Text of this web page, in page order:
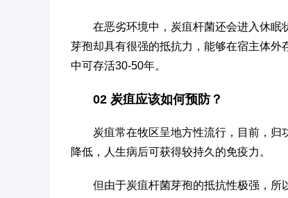
在恶劣环境中，炭疽杆菌还会进入休
芽孢却具有很强的抵抗力，能够在宿主体
中可存活30-50年。
02 炭疽应该如何预防？
炭疽常在牧区呈地方性流行，目前，
降低，人生病后可获得较持久的免疫力。
但由于炭疽杆菌芽孢的抵抗性极强，